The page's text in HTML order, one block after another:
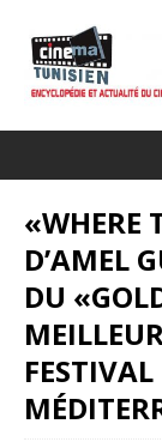
«WHERE
D’AMEL
DU